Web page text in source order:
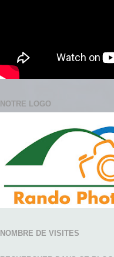
NOTRE LOGO
NOMBRE DE VISITES